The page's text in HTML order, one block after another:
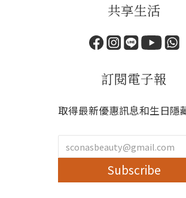
共享生活
訂閱電子報
取得最新優惠訊息和生日隱
Subscribe